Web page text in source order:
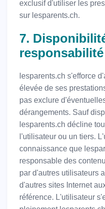
exclusif d'utiliser les
sur lesparents.ch.
7.
responsabilité
lesparents.ch s'efforce
élevée de ses
pas exclure
dérangements. Sauf
lesparents.ch décline
l'utilisateur ou un tiers.
connaissance que
responsable des
par d'autres utilisateurs
d'autres sites Internet
référence. L'utilisateur